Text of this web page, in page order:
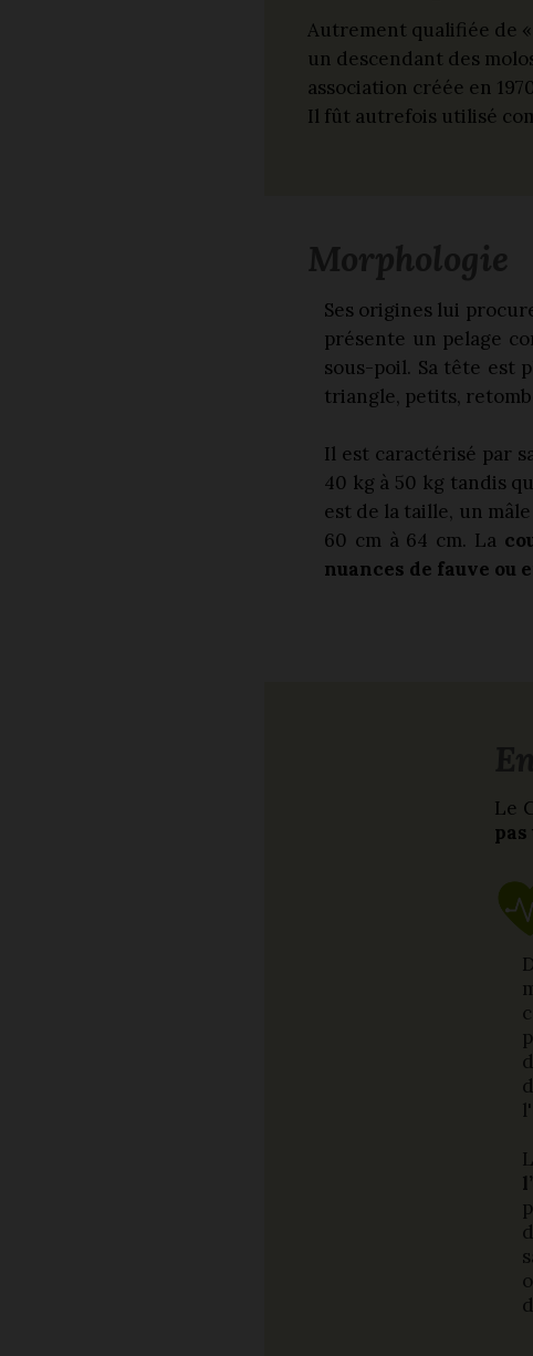
Autrement qualifiée de «
un descendant des
association créée en
Il fût autrefois utilisé
Ses origines lui
présente un pelage
sous-poil. Sa tête est
triangle, petits,
Il est caractérisé par
40 kg à 50 kg tandis
est de la taille, un
60 cm à 64 cm. La
nuances de fauve ou
Le